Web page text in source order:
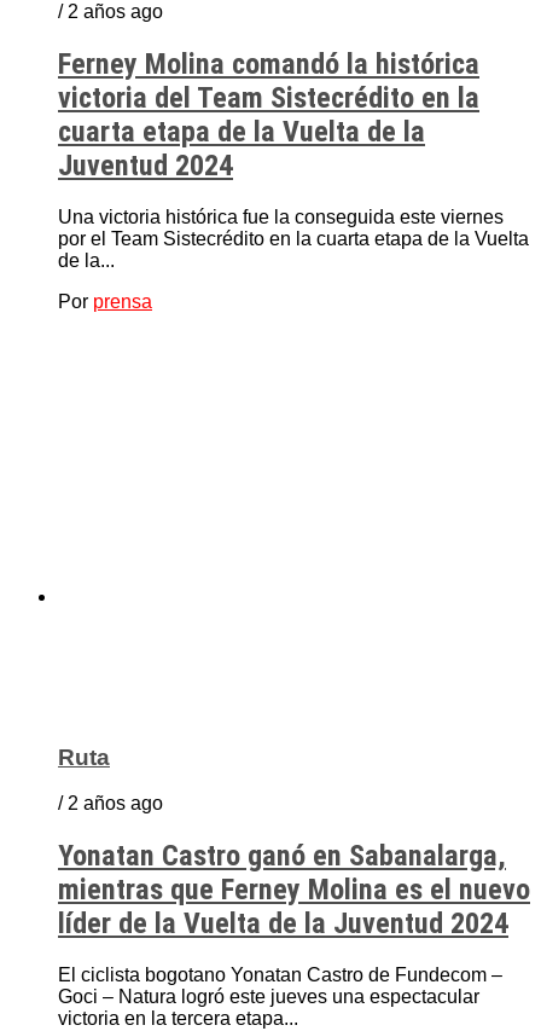
/ 2 años ago
Ferney Molina comandó la histórica
victoria del Team Sistecrédito en la
cuarta etapa de la Vuelta de la
Juventud 2024
Una victoria histórica fue la conseguida este viernes
por el Team Sistecrédito en la cuarta etapa de la Vuelta
de la...
Por prensa
Ruta
/ 2 años ago
Yonatan Castro ganó en Sabanalarga,
mientras que Ferney Molina es el nuevo
líder de la Vuelta de la Juventud 2024
El ciclista bogotano Yonatan Castro de Fundecom –
Goci – Natura logró este jueves una espectacular
victoria en la tercera etapa...